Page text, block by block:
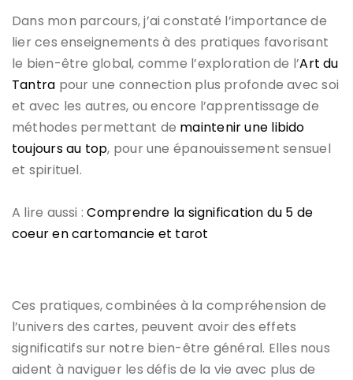
Dans mon parcours, j’ai constaté l’importance de
lier ces enseignements à des pratiques favorisant
le bien-être global, comme l’exploration de l’Art du
Tantra pour une connection plus profonde avec soi
et avec les autres, ou encore l’apprentissage de
méthodes permettant de maintenir une libido
toujours au top, pour une épanouissement sensuel
et spirituel.
A lire aussi :Comprendre la signification du 5 de
coeur en cartomancie et tarot
Ces pratiques, combinées à la compréhension de
l’univers des cartes, peuvent avoir des effets
significatifs sur notre bien-être général. Elles nous
aident à naviguer les défis de la vie avec plus de